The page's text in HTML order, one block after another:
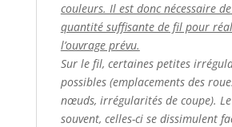
couleurs. Il est donc nécessaire
quantité suffisante de fil pour
l’ouvrage prévu.
Sur le fil, certaines petites
possibles (emplacements des
nœuds, irrégularités de coupe).
souvent, celles-ci se dissimulent